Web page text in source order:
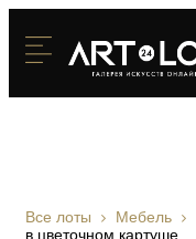
Все лоты Мебель
в цветочном картуше